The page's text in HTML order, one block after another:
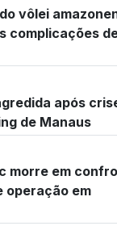
vôlei
complicações
após
de Manaus
morre em
operação em